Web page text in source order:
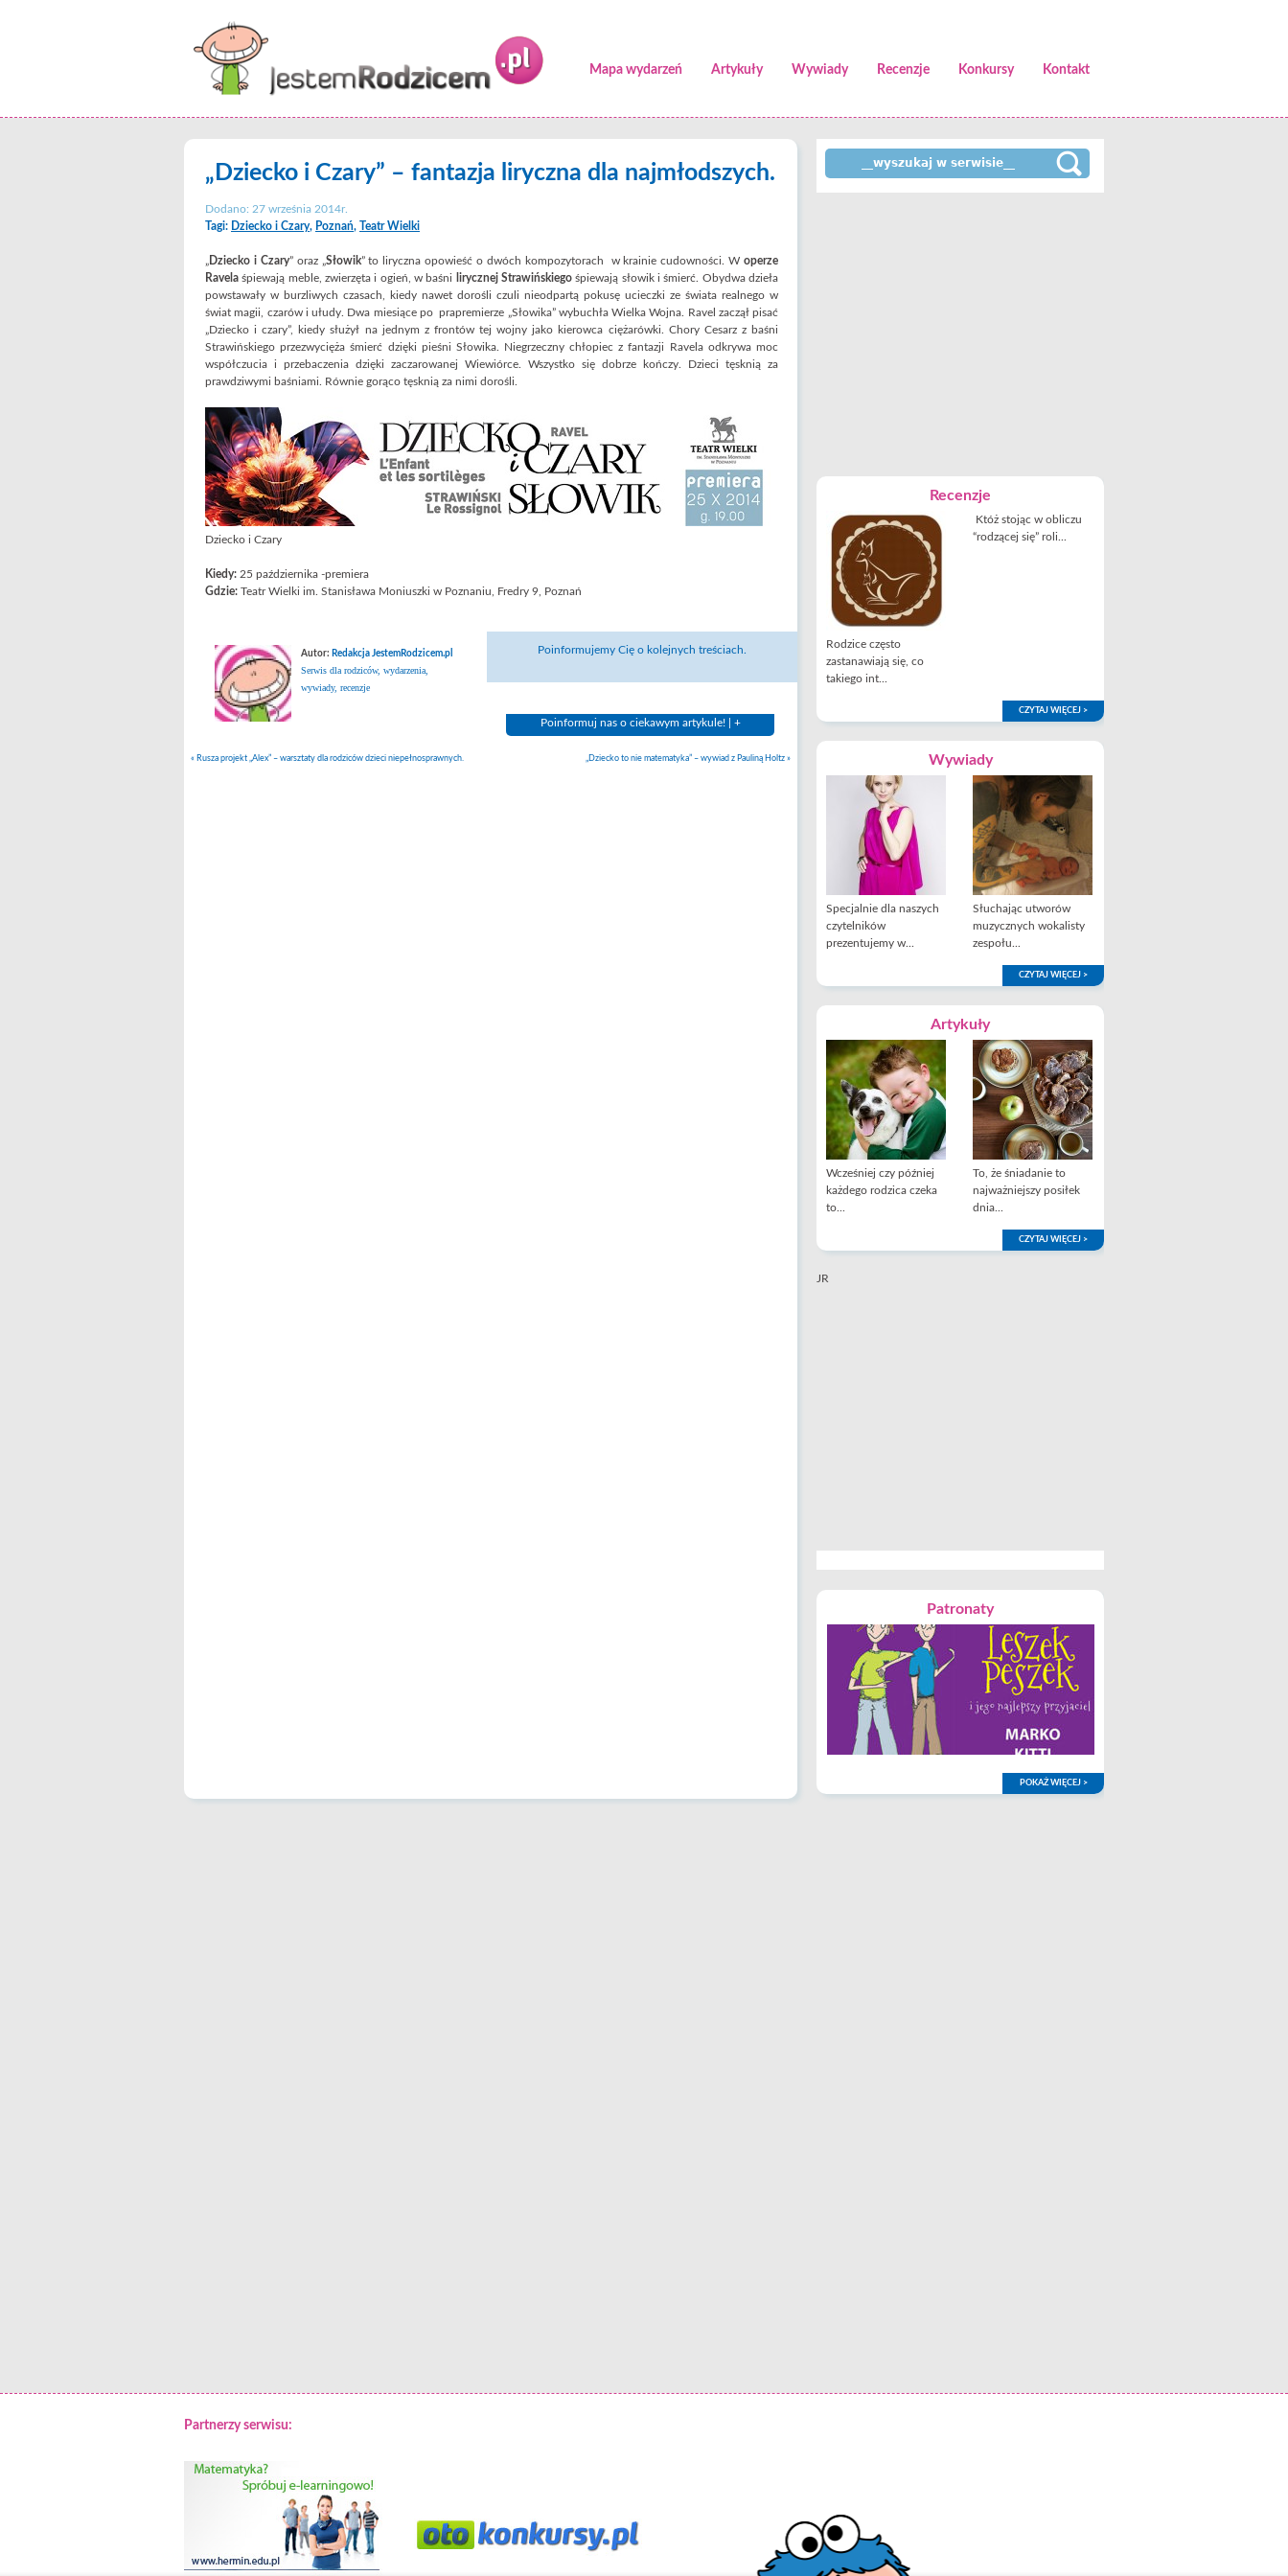
Mapa wydarzeń Artykuły Wywiady Recenzje Konkursy Kontakt
„Dziecko i Czary” – fantazja liryczna dla najmłodszych.
Dodano: 27 września 2014r.
Tagi: Dziecko i Czary, Poznań, Teatr Wielki
„ Dziecko i Czary” oraz „Słowik” to liryczna opowieść o dwóch kompozytorach w krainie cudowności. W operze
Ravela śpiewają meble, zwierzęta i ogień, w baśni lirycznej Strawińskiego śpiewają słowik i śmierć. Obydwa dzieła
powstawały w burzliwych czasach, kiedy nawet dorośli czuli nieodpartą pokusę ucieczki ze świata realnego w
świat magii, czarów i ułudy. Dwa miesiące po prapremierze „Słowika” wybuchła Wielka Wojna. Ravel zaczął pisać
„Dziecko i czary”, kiedy służył na jednym z frontów tej wojny jako kierowca ciężarówki. Chory Cesarz z baśni
Strawińskiego przezwycięża śmierć dzięki pieśni Słowika. Niegrzeczny chłopiec z fantazji Ravela odkrywa moc
współczucia i przebaczenia dzięki zaczarowanej Wiewiórce. Wszystko się dobrze kończy. Dzieci tęsknią za
prawdziwymi baśniami. Równie gorąco tęsknią za nimi dorośli.
Dziecko i Czary
Kiedy: 25 października -premiera
Gdzie: Teatr Wielki im. Stanisława Moniuszki w Poznaniu, Fredry 9, Poznań
Autor: Redakcja JestemRodzicem.pl
Serwis dla rodziców, wydarzenia,
wywiady, recenzje
Poinformujemy Cię o kolejnych treściach.
Poinformuj nas o ciekawym artykule! | +
« Rusza projekt „Alex” – warsztaty dla rodziców dzieci niepełnosprawnych. „Dziecko to nie matematyka” – wywiad z Pauliną Holtz »
Recenzje
Rodzice często
zastanawiają się, co
takiego int...
Któż stojąc w obliczu
“rodzącej się” roli...
CZYTAJ WIĘCEJ >
Wywiady
Specjalnie dla naszych
czytelników
prezentujemy w...
Słuchając utworów
muzycznych wokalisty
zespołu...
CZYTAJ WIĘCEJ >
Artykuły
Wcześniej czy później
każdego rodzica czeka
to...
To, że śniadanie to
najważniejszy posiłek
dnia...
CZYTAJ WIĘCEJ >
JR
Patronaty
POKAŻ WIĘCEJ >
Partnerzy serwisu: